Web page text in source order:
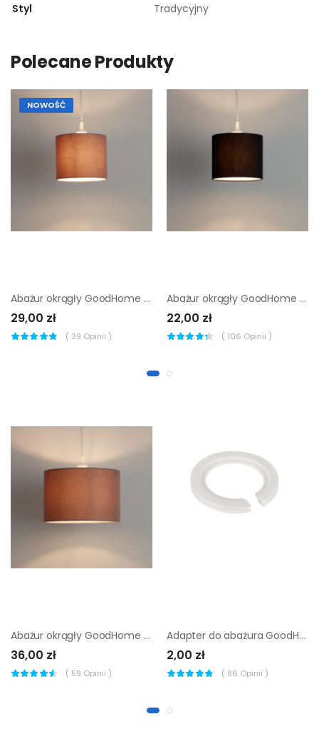
Styl Tradycyjny
Polecane Produkty
NOWOŚĆ
Abażur okrągły GoodHome Kpezin S taupe
29,00 zł
( 39 Opinii )
Abażur okrągły GoodHome Kpezin S czarny
22,00 zł
( 106 Opinii )
Abażur okrągły GoodHome Kpezin M taupe
36,00 zł
( 59 Opinii )
Adapter do abażura GoodHome Nakkare E27 E14 biały
2,00 zł
( 86 Opinii )